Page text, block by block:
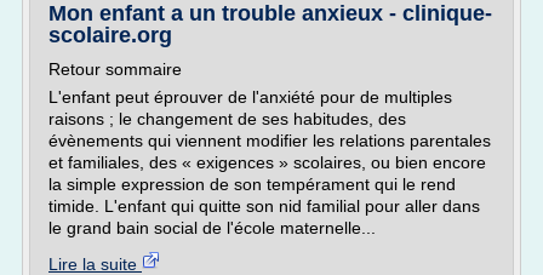
Mon enfant a un trouble anxieux - clinique-
scolaire.org
Retour sommaire
L'enfant peut éprouver de l'anxiété pour de multiples
raisons ; le changement de ses habitudes, des
évènements qui viennent modifier les relations parentales
et familiales, des « exigences » scolaires, ou bien encore
la simple expression de son tempérament qui le rend
timide. L'enfant qui quitte son nid familial pour aller dans
le grand bain social de l'école maternelle...
Lire la suite